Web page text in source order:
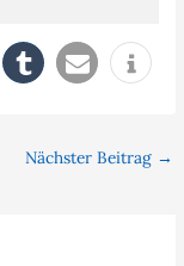
Nächster Beitrag →